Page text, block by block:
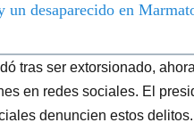
desaparecido en
tras ser extorsionado,
en redes sociales. El
denuncien estos